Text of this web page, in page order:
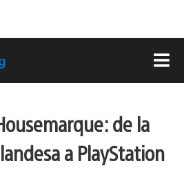
de la
a PlayStation